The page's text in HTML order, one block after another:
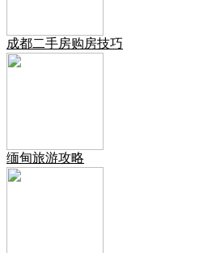
成都二手房购房技巧
缅甸旅游攻略